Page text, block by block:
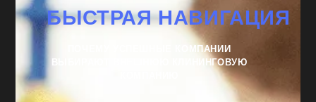
БЫСТРАЯ НАВИГАЦИЯ
ПОЧЕМУ УСПЕШНЫЕ КОМПАНИИ
ВЫБИРАЮТ ВНЕШНЮЮ КЛИНИНГОВУЮ